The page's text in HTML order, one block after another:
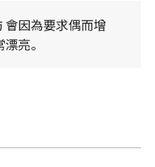
會因為要求偶而增
亮。